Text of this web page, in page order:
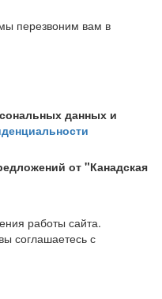
перезвоним вам в
данных и
от "Канадская
работы сайта.
соглашаетесь с